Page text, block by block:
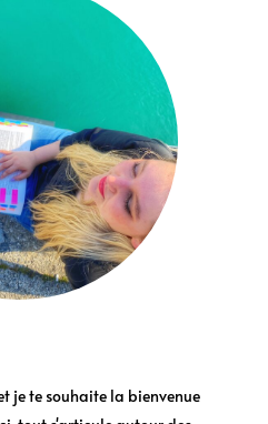
je te souhaite la bienvenue